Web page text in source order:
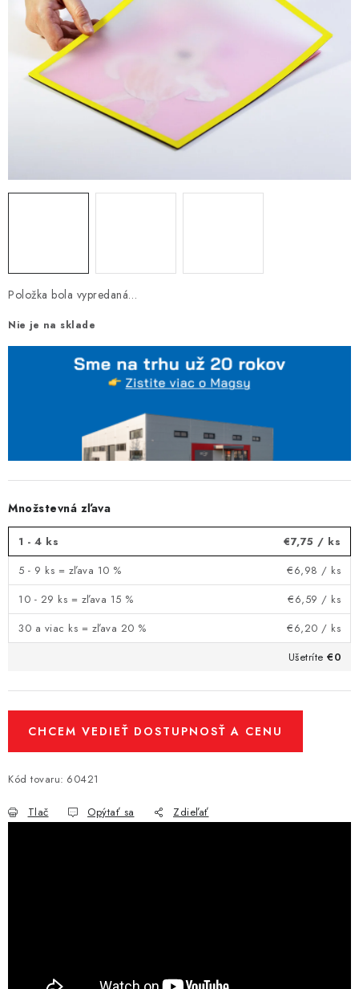
Položka bola vypredaná…
Nie je na sklade
Množstevná zľava
1 - 4 ks €7,75 / ks
5 - 9 ks = zľava 10 %
€6,98 / ks
10 - 29 ks = zľava 15 %
€6,59 / ks
30 a viac ks = zľava 20 %
€6,20 / ks
Ušetríte €0
CHCEM VEDIEŤ DOSTUPNOSŤ A CENU
Kód tovaru: 60421
Tlač Opýtať sa Zdieľať